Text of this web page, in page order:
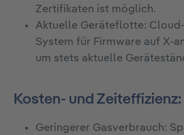
Zertifikaten ist möglich.
Aktuelle Geräteflotte:
System für Firmware auf X-
um stets aktuelle
Kosten- und Zeiteffizienz:
Geringerer Gasverbrauch: